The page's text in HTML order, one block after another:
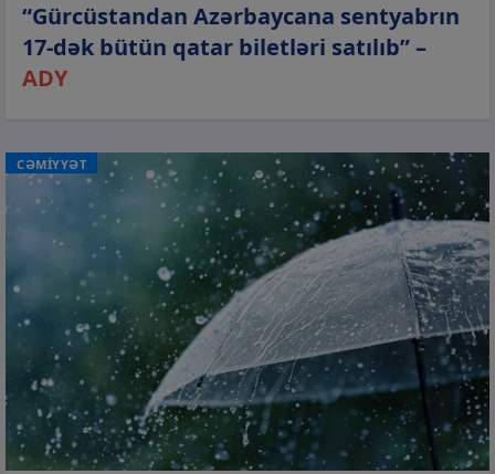
“Gürcüstandan Azərbaycana sentyabrın
17-dək bütün qatar biletləri satılıb” –
ADY
CƏMİYYƏT